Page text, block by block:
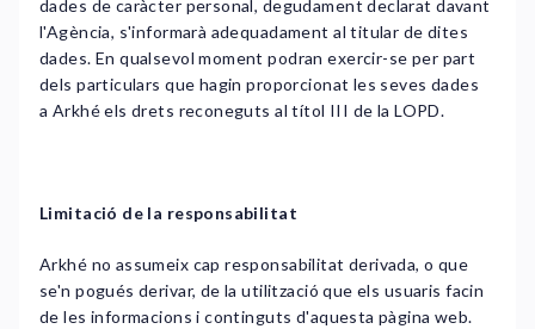
dades de caràcter personal, degudament declarat davant
l'Agència, s'informarà adequadament al titular de dites
dades. En qualsevol moment podran exercir-se per part
dels particulars que hagin proporcionat les seves dades
a Arkhé els drets reconeguts al títol III de la LOPD.
Limitació de la responsabilitat
Arkhé no assumeix cap responsabilitat derivada, o que
se'n pogués derivar, de la utilització que els usuaris facin
de les informacions i continguts d'aquesta pàgina web.